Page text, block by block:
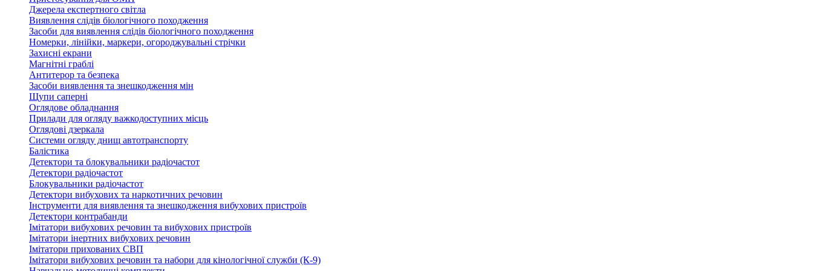
Джерела експертного світла
Виявлення слідів біологічного походження
Засоби для виявлення слідів біологічного походження
Номерки, лінійки, маркери, огороджувальні стрічки
Захисні екрани
Магнітні граблі
Антитерор та безпека
Засоби виявлення та знешкодження мін
Щупи саперні
Оглядове обладнання
Прилади для огляду важкодоступних місць
Оглядові дзеркала
Системи огляду днищ автотранспорту
Балістика
Детектори та блокувальники радіочастот
Детектори радіочастот
Блокувальники радіочастот
Детектори вибухових та наркотичних речовин
Інструменти для виявлення та знешкодження вибухових пристроїв
Детектори контрабанди
Імітатори вибухових речовин та вибухових пристроїв
Імітатори інертних вибухових речовин
Імітатори прихованих СВП
Імітатори вибухових речовин та набори для кінологічної служби (К-9)